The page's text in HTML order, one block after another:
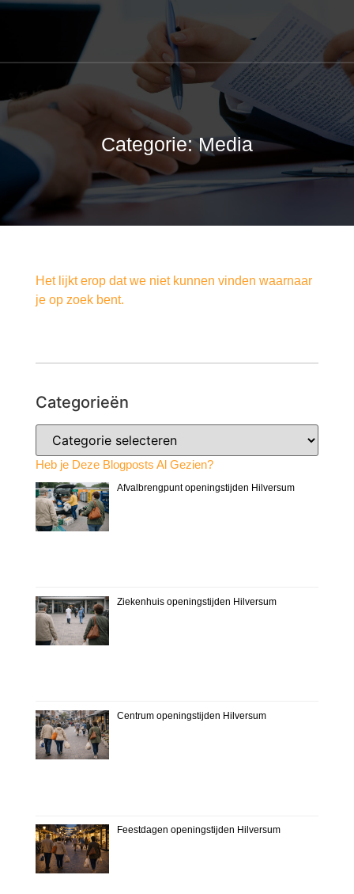
Categorie: Media
Categorieën
Heb je Deze Blogposts Al Gezien?
Afvalbrengpunt openingstijden Hilversum
Ziekenhuis openingstijden Hilversum
Centrum openingstijden Hilversum
Feestdagen openingstijden Hilversum
Het lijkt erop dat we niet kunnen vinden waarnaar
je op zoek bent.